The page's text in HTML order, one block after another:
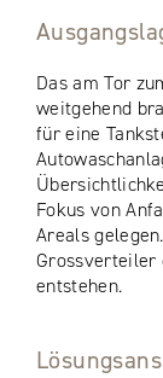
Das am Tor
weitgehend
für eine
Fokus von
Areals
Grossverteiler
entstehen.